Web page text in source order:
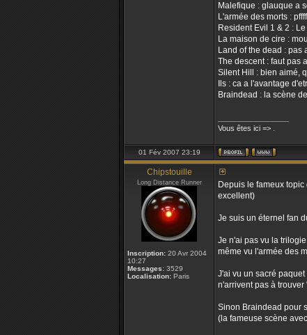
Malefique : glauque a
L'armée des morts :
Resident Evil 1 & 2 :
La maison de cire :
Land of the dead : pas
The descent : faut pas
Silent Hill : bien aimé,
Ils : ca a l'avantage
Braindead : la scène
Vous êtes ici => .
01 Fév 2007 23:19
Chipstouille
Long Distance Runner
Inscription: 20 Avr 2004
10:27
Messages: 3529
Localisation: Paris
Depuis le fameux
excellent)
Je suis un éternel fan
Je n'ai pas vu la
même vu l'armée des
J'ai vu un sacré
n'arrivent pas à
Sinon Braindead pour
(la fameuse scène